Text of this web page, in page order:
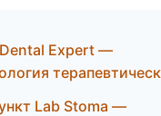
Expert —
Lab Stoma —